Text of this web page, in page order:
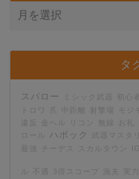
タ
スパロー 初心
射撃場
違反
無線 お礼
ハボック 武器マスタ
スカルタウン
3倍スコープ 漁夫